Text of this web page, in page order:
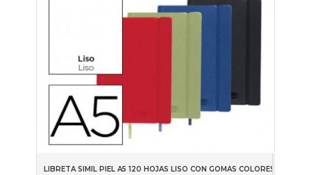
LIBRETA SIMIL PIEL A5 120 HOJAS LISO CON GOMAS COLORES